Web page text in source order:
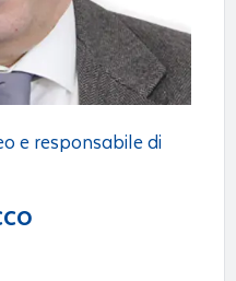
e responsabile di